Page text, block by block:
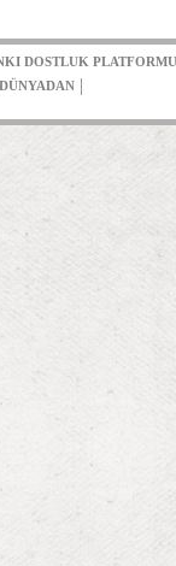
DOSTLUK PLATFORMU
DÜNYADAN |